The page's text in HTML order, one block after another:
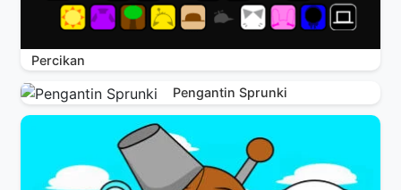
Percikan
Pengantin Sprunki